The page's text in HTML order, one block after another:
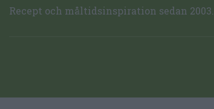
Recept och måltidsinspiration sedan 2003.